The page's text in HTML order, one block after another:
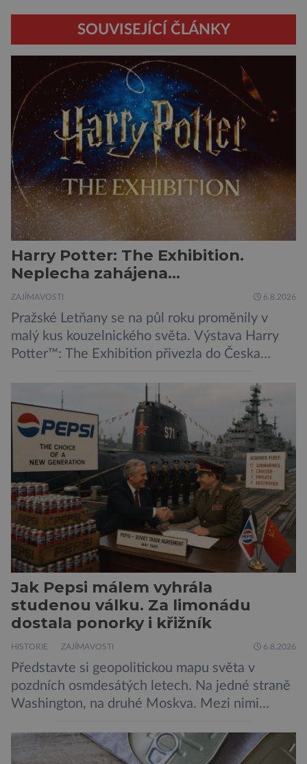
SOUVISEJÍCÍ ČLÁNKY
Harry Potter: The Exhibition.
Neplecha zahájena…
ZAJÍMAVOSTI 6.8.2026
Pražské Letňany se na půl roku proměnily v
malý kus kouzelnického světa. Výstava Harry
Potter™: The Exhibition přivezla do Česka
Bradavice, Hagridovu chýši i učebny, ve
kterých si můžete zkusit kouzla na vlastní kůži.
Nechte tedy mudlovské starosti přede dveřmi.
Neplecha byla zahájena. Dopis z Bradavic
možná stále nepřišel, ale […]
Jak Pepsi málem vyhrála
studenou válku. Za limonádu
dostala ponorky i křižník
HISTORIE ZAJÍMAVOSTI 6.8.2026
Představte si geopolitickou mapu světa v
pozdních osmdesátých letech. Na jedné straně
Washington, na druhé Moskva. Mezi nimi
padesátkrát dokola, železná opona a miliony
vojáků v permanentní pohotovosti. A pak je tu